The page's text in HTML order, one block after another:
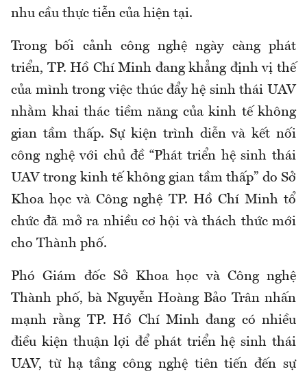
nhu cầu thực tiễn của hiện tại.
Trong bối cảnh công nghệ ngày càng phát
triển, TP. Hồ Chí Minh đang khẳng định vị thế
của mình trong việc thúc đẩy hệ sinh thái UAV
nhằm khai thác tiềm năng của kinh tế không
gian tầm thấp. Sự kiện trình diễn và kết nối
công nghệ với chủ đề “Phát triển hệ sinh thái
UAV trong kinh tế không gian tầm thấp” do Sở
Khoa học và Công nghệ TP. Hồ Chí Minh tổ
chức đã mở ra nhiều cơ hội và thách thức mới
cho Thành phố.
Phó Giám đốc Sở Khoa học và Công nghệ
Thành phố, bà Nguyễn Hoàng Bảo Trân nhấn
mạnh rằng TP. Hồ Chí Minh đang có nhiều
điều kiện thuận lợi để phát triển hệ sinh thái
UAV, từ hạ tầng công nghệ tiên tiến đến sự